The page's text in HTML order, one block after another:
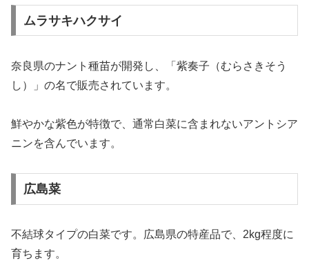
ムラサキハクサイ
奈良県のナント種苗が開発し、「紫奏子（むらさきそう
し）」の名で販売されています。
鮮やかな紫色が特徴で、通常白菜に含まれないアントシア
ニンを含んでいます。
広島菜
不結球タイプの白菜です。広島県の特産品で、2kg程度に
育ちます。